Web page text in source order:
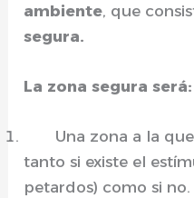
ambiente, que
segura.
La zona segura será:
Una zona a la
tanto si existe el
petardos) como si no.